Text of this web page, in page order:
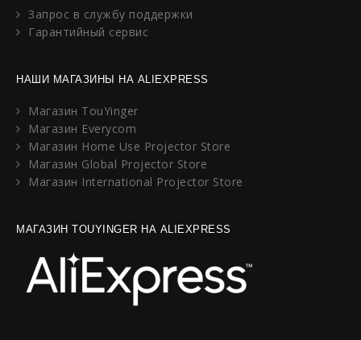
Запрос в службу поддержки
Гарантийный сервис
НАШИ МАГАЗИНЫ НА ALIEXPRESS
Магазин TouYinger
Магазин Everycom
Магазин Home Use Projector Store
Магазин Global Projector Store
Магазин International Projector Store
МАГАЗИН TOUYINGER НА ALIEXPRESS